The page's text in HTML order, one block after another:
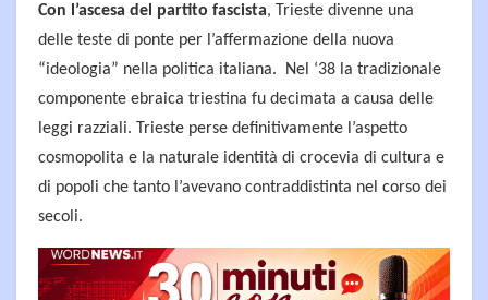
Con l’ascesa del partito fascista, Trieste divenne una
delle teste di ponte per l’affermazione della nuova
“ideologia” nella politica italiana. Nel ‘38 la tradizionale
componente ebraica triestina fu decimata a causa delle
leggi razziali. Trieste perse definitivamente l’aspetto
cosmopolita e la naturale identità di crocevia di cultura e
di popoli che tanto l’avevano contraddistinta nel corso dei
secoli.